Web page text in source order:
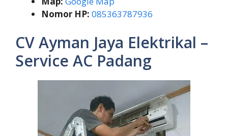
Nomor HP: 085363787936
CV Ayman Jaya Elektrikal –
Service AC Padang